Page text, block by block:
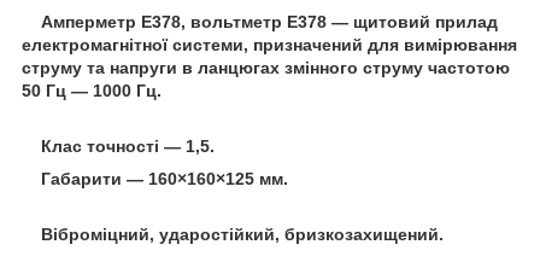
Амперметр Е378, вольтметр Е378 — щитовий прилад
електромагнітної системи, призначений для вимірювання
струму та напруги в ланцюгах змінного струму частотою
50 Гц — 1000 Гц.
Клас точності — 1,5.
Габарити — 160×160×125 мм.
Віброміцний, ударостійкий, бризкозахищений.